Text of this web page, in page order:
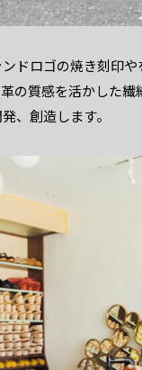
ドロゴの焼き刻印
の質感を活かした
、創造します。